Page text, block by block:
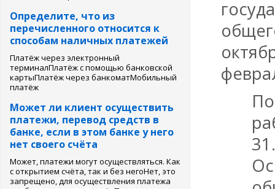
Определите, что из
перечисленного относится к
способам наличных платежей
Платёж через электронный
терминалПлатёж с помощью банковской
картыПлатёж через банкоматМобильный
платёж
Может ли клиент осуществить
платежи, перевод средств в
банке, если в этом банке у него
нет своего счёта
Может, платежи могут осуществляться. Как
с открытием счёта, так и без негоНет, это
запрещено, для осуществления платежа